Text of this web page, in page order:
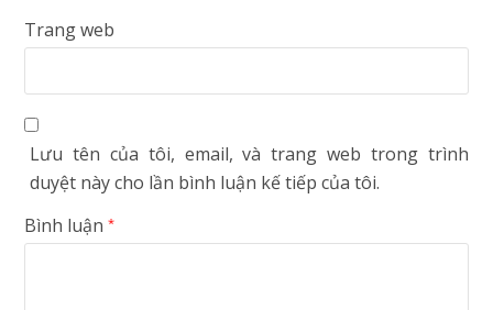
Trang web
Lưu tên của tôi, email, và trang web trong trình
duyệt này cho lần bình luận kế tiếp của tôi.
Bình luận*